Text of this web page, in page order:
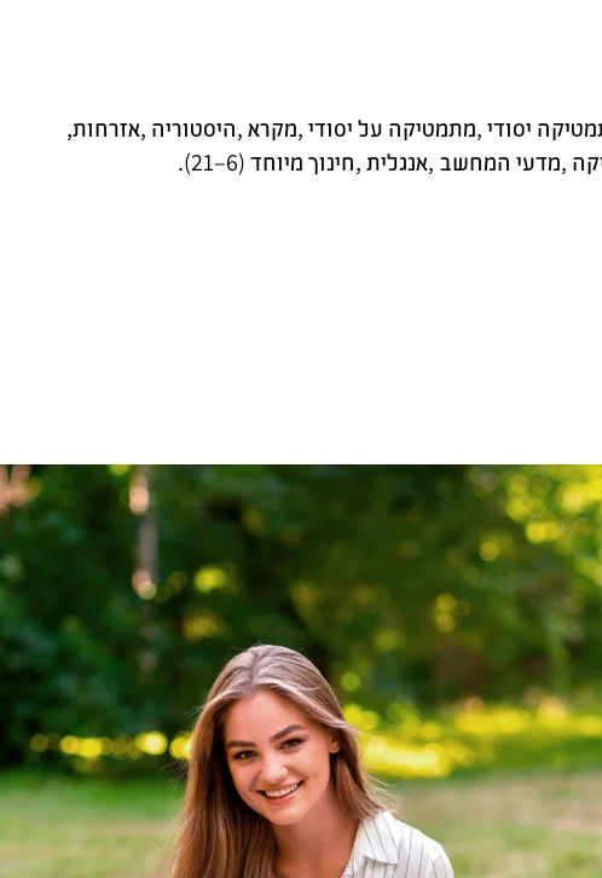
יסודי,מתמטיקה על יסודי,מקרא,היסטוריה ,אזרחות,
,מדעי המחשב ,אנגלית,חינוך מיוחד (6–21) .